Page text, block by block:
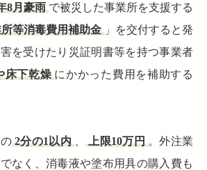
8月豪雨 で被災した事業所を支援する
等消毒費用補助金 」を交付すると発
を受けたり災証明書等を持つ事業者
床下乾燥 にかかった費用を補助する
2分の1以内 、 上限10万円 。外注業
なく、消毒液や塗布用具の購入費も